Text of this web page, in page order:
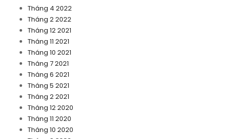
Tháng 4 2022
Tháng 2 2022
Tháng 12 2021
Tháng 11 2021
Tháng 10 2021
Tháng 7 2021
Tháng 6 2021
Tháng 5 2021
Tháng 2 2021
Tháng 12 2020
Tháng 11 2020
Tháng 10 2020